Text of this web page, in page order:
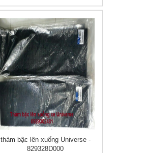
thảm bậc lên xuống Universe -
829328D000